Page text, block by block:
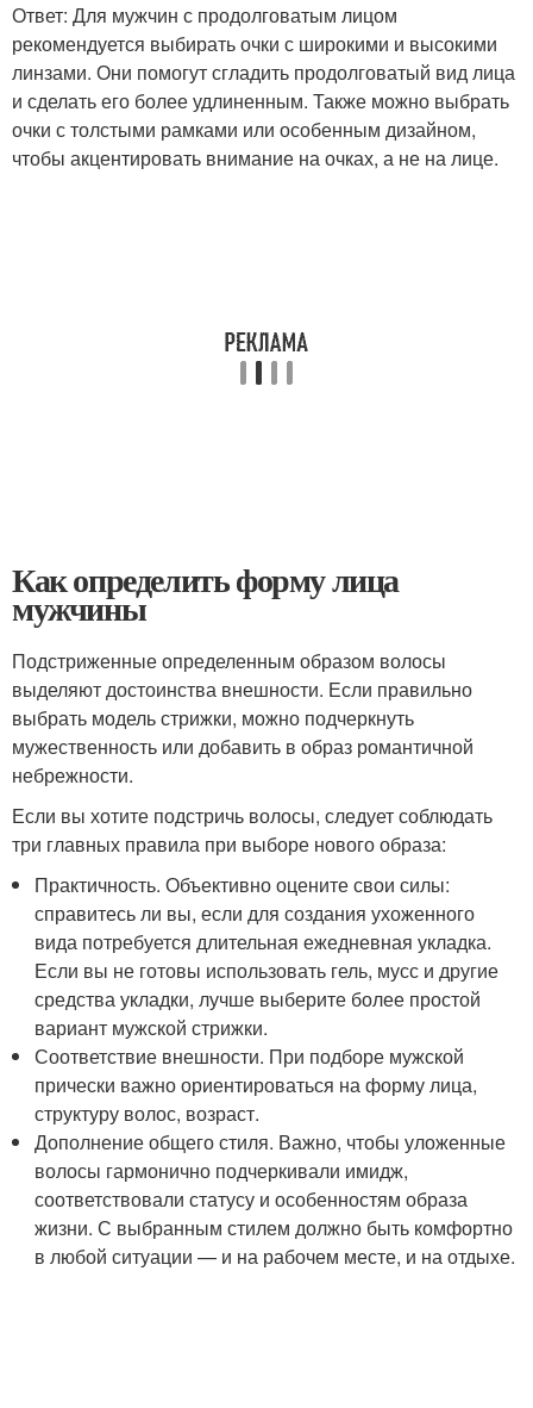
Ответ: Для мужчин с продолговатым лицом
рекомендуется выбирать очки с широкими и высокими
линзами. Они помогут сгладить продолговатый вид лица
и сделать его более удлиненным. Также можно выбрать
очки с толстыми рамками или особенным дизайном,
чтобы акцентировать внимание на очках, а не на лице.
Как определить форму лица
мужчины
Подстриженные определенным образом волосы
выделяют достоинства внешности. Если правильно
выбрать модель стрижки, можно подчеркнуть
мужественность или добавить в образ романтичной
небрежности.
Если вы хотите подстричь волосы, следует соблюдать
три главных правила при выборе нового образа:
Практичность. Объективно оцените свои силы:
справитесь ли вы, если для создания ухоженного
вида потребуется длительная ежедневная укладка.
Если вы не готовы использовать гель, мусс и другие
средства укладки, лучше выберите более простой
вариант мужской стрижки.
Соответствие внешности. При подборе мужской
прически важно ориентироваться на форму лица,
структуру волос, возраст.
Дополнение общего стиля. Важно, чтобы уложенные
волосы гармонично подчеркивали имидж,
соответствовали статусу и особенностям образа
жизни. С выбранным стилем должно быть комфортно
в любой ситуации — и на рабочем месте, и на отдыхе.